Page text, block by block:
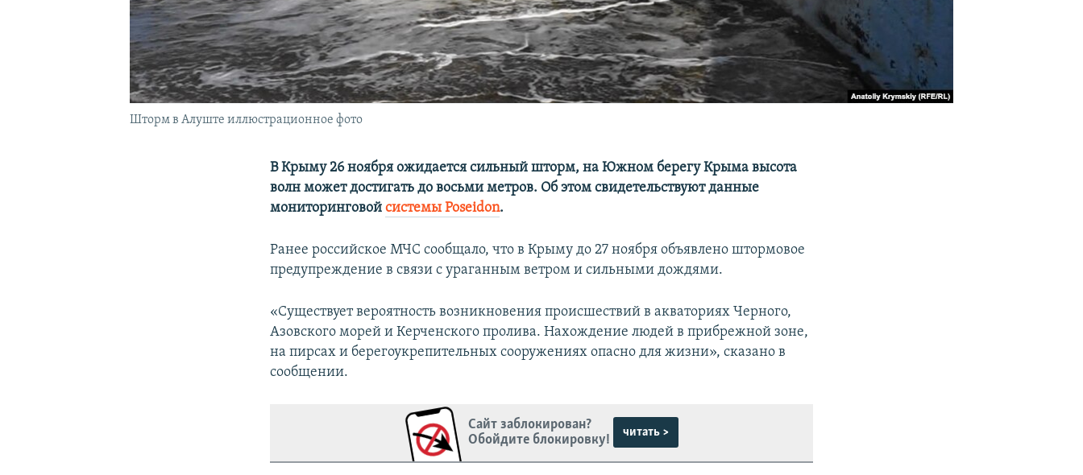
Шторм в Алуште иллюстрационное фото
В Крыму 26 ноября ожидается сильный шторм, на Южном берегу Крыма высота
волн может достигать до восьми метров. Об этом свидетельствуют данные
мониторинговойсистемы Poseidon.
Ранее российское МЧС сообщало, что в Крыму до 27 ноября объявлено штормовое
предупреждение в связи с ураганным ветром и сильными дождями.
«Существует вероятность возникновения происшествий в акваториях Черного,
Азовского морей и Керченского пролива. Нахождение людей в прибрежной зоне,
на пирсах и берегоукрепительных сооружениях опасно для жизни», сказано в
сообщении.
Сайт заблокирован?
Обойдите блокировку!
читать >